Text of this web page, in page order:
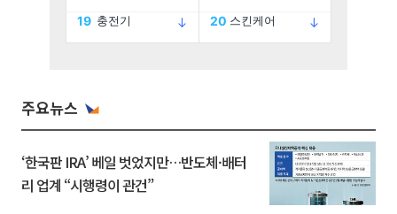
주요뉴스
‘한국판 IRA’ 베일 벗었지만…반도체·배터
리 업계 “시행령이 관건”